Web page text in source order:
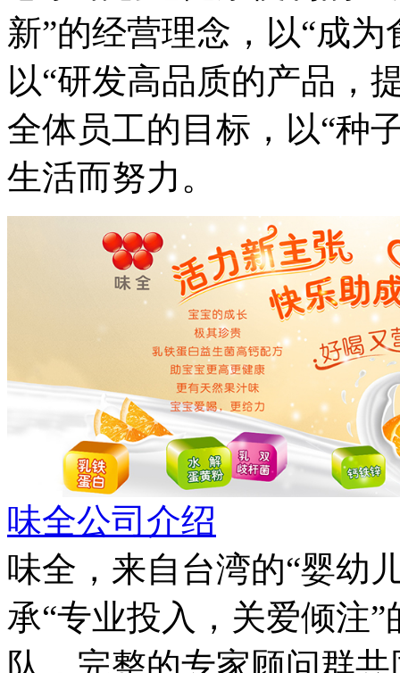
新”的经营理念，以“成
以“研发高品质的产品，
全体员工的目标，以“种
生活而努力。
味全公司介绍
味全，来自台湾的“婴幼
承“专业投入，关爱倾注